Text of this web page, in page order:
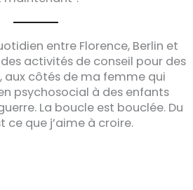
entre Florence, Berlin et
activités de conseil pour des
aux côtés de ma femme qui
psychosocial à des enfants
La boucle est bouclée. Du
ce que j’aime à croire.